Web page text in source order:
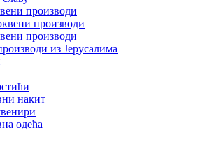
производи
производи
производи
из Јерусалима
накит
одећа